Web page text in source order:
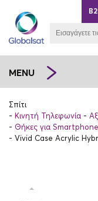
MENU
Σπίτι
Κινητή Τηλεφωνία
Θήκες για
Vivid Case Acrylic